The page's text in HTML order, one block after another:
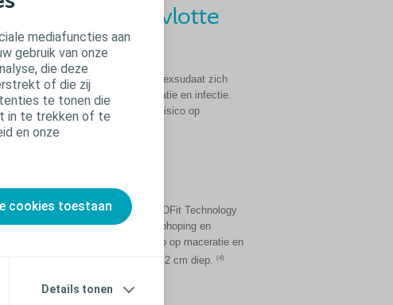
mediafuncties aan
gebruik van onze
die deze
of die zij
te tonen die
in te trekken of te
en onze
cookies toestaan
Details tonen
sleutel tot een vlotte
het niet goed beheerst wordt, kan exsudaat zich
tot een groter risico op maceratie en infectie.
en het wondbed. Zo neemt het risico op
Biatain Silicone met 3DFit Technology
vermindert exsudaatophoping en
daardoor ook het risico op maceratie en
infectie bij wonden tot 2 cm diep. (4)
Lees verder